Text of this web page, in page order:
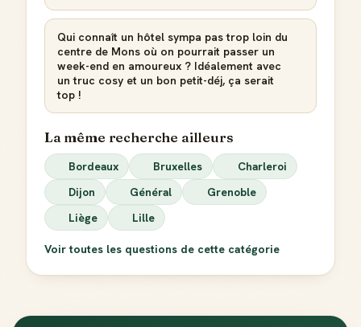
Qui connaît un hôtel sympa pas trop loin du
centre de Mons où on pourrait passer un
week-end en amoureux ? Idéalement avec
un truc cosy et un bon petit-déj, ça serait
top !
La même recherche ailleurs
Bordeaux Bruxelles
Charleroi
Dijon
Général
Grenoble
Liège
Lille
Voir toutes les questions de cette catégorie